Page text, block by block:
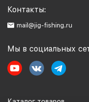
Контакты:
mail@jig-fishing.ru
Мы в социальных